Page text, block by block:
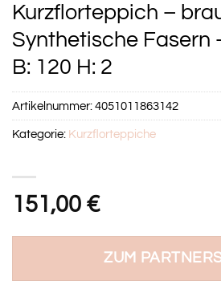
Kurzflorteppich –
Synthetische Fasern
B: 120 H: 2
151,00 €
ZUM
Artikelnummer:4051011863142
Kategorie: Kurzflorteppiche